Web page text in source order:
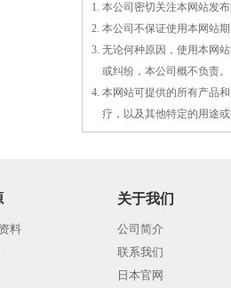
1. 本公司密切关注本网站发
2. 本公司不保证使用本网站
3. 无论何种原因，使用本网
或纠纷，本公司概不负责。
4. 本网站可提供的所有产品
疗，以及其他特定的用途
料
关于我们
公司简介
联系我们
日本官网